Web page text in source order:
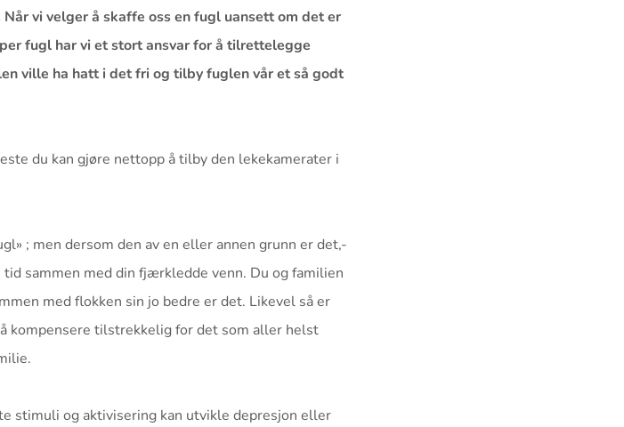
vi velger å skaffe oss en fugl uansett om det er
fugl har vi et stort ansvar for å tilrettelegge
ville ha hatt i det fri og tilby fuglen vår et så godt
du kan gjøre nettopp å tilby den lekekamerater i
; men dersom den av en eller annen grunn er det,-
sammen med din fjærkledde venn. Du og familien
med flokken sin jo bedre er det. Likevel så er
kompensere tilstrekkelig for det som aller helst
stimuli og aktivisering kan utvikle depresjon eller